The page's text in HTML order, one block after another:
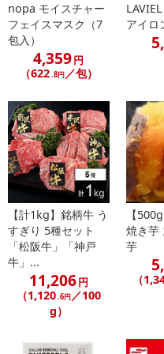
nopa モイスチャー
フェイスマスク（7
包入）
4,359円
（622.8円／包）
アイロ
【計1kg】銘柄牛 う
すぎり 5種セット
「松阪牛」「神戸
牛」...
11,206円
（1,120.6円／100
g）
【
焼き芋
芋
（